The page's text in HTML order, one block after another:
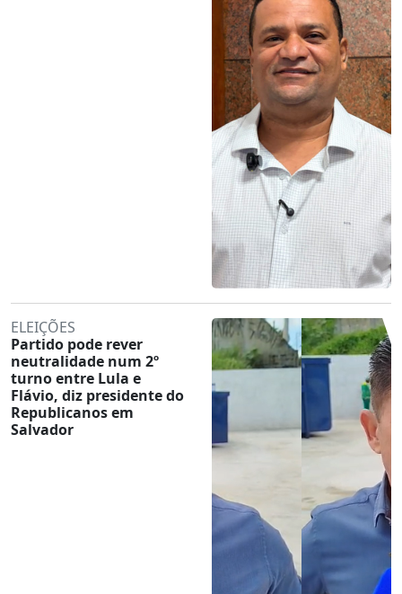
ELEIÇÕES
Partido pode rever
neutralidade num 2º
turno entre Lula e
Flávio, diz presidente do
Republicanos em
Salvador